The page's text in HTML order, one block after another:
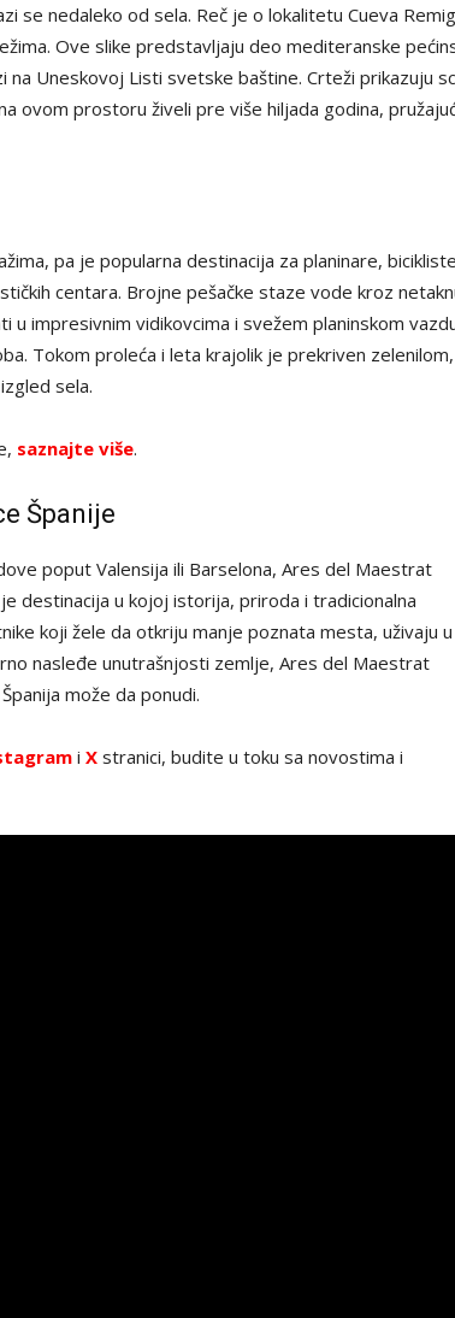
se nedaleko od sela. Reč je o lokalitetu Cueva
Ove slike predstavljaju deo mediteranske
Uneskovoj Listi svetske baštine. Crteži prikazuju
ovom prostoru živeli pre više hiljada godina,
pa je popularna destinacija za planinare,
centara. Brojne pešačke staze vode kroz
impresivnim vidikovcima i svežem planinskom
Tokom proleća i leta krajolik je prekriven
sela.
saznajte više.
Španije
poput Valensija ili Barselona, Ares del Maestrat
destinacija u kojoj istorija, priroda i tradicionalna
koji žele da otkriju manje poznata mesta, uživaju u
nasleđe unutrašnjosti zemlje, Ares del Maestrat
može da ponudi.
i X stranici, budite u toku sa novostima i